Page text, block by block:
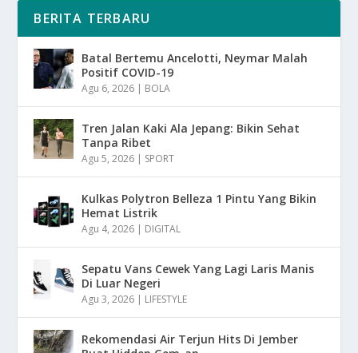
BERITA TERBARU
Batal Bertemu Ancelotti, Neymar Malah
Positif COVID-19
Agu 6, 2026 | BOLA
Tren Jalan Kaki Ala Jepang: Bikin Sehat
Tanpa Ribet
Agu 5, 2026 | SPORT
Kulkas Polytron Belleza 1 Pintu Yang Bikin
Hemat Listrik
Agu 4, 2026 | DIGITAL
Sepatu Vans Cewek Yang Lagi Laris Manis
Di Luar Negeri
Agu 3, 2026 | LIFESTYLE
Rekomendasi Air Terjun Hits Di Jember